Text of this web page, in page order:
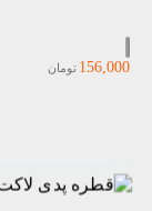
156,000 تومان